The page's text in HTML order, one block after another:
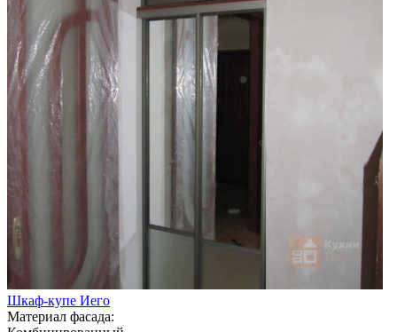
Шкаф-купе Иего
Материал фасада: